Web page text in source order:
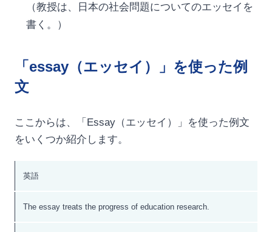
（教授は、日本の社会問題についてのエッセイを
書く。）
「essay（エッセイ）」を使った例
文
ここからは、「Essay（エッセイ）」を使った例文
をいくつか紹介します。
英語
The essay treats the progress of education research.